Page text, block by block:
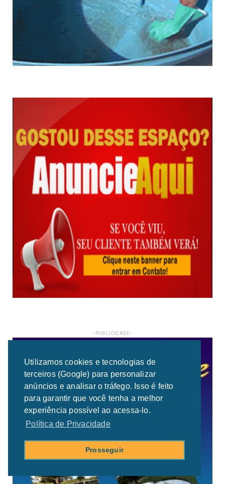
Utilizamos cookies e tecnologias de
terceiros (Google) para personalizar
anúncios e analisar o tráfego. Isso é feito
para garantir que você tenha a melhor
experiência possível ao acessa-lo.
Política de Privacidade
Prosseguir
- PUBLICIDADE -